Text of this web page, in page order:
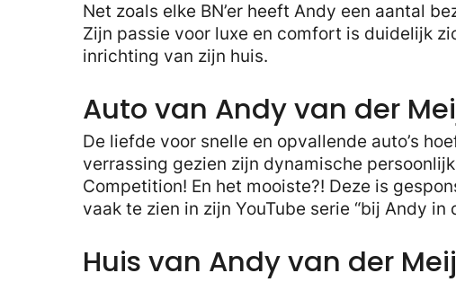
Net zoals elke BN’er heeft Andy een aantal
Zijn passie voor luxe en comfort is duidelijk
inrichting van zijn huis.
Auto van Andy van der
De liefde voor snelle en opvallende auto’s
verrassing gezien zijn dynamische
Competition! En het mooiste?! Deze is
vaak te zien in zijn YouTube serie “bij Andy in
Huis van Andy van der